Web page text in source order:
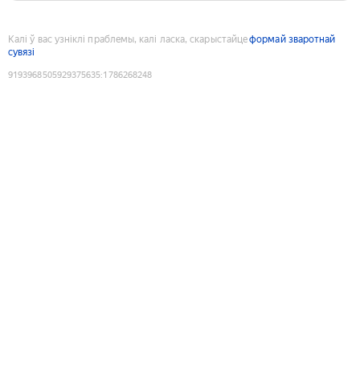
Калі ў вас узніклі праблемы, калі ласка, скарыстайцеформай зваротнай
сувязі
9193968505929375635:1786268248